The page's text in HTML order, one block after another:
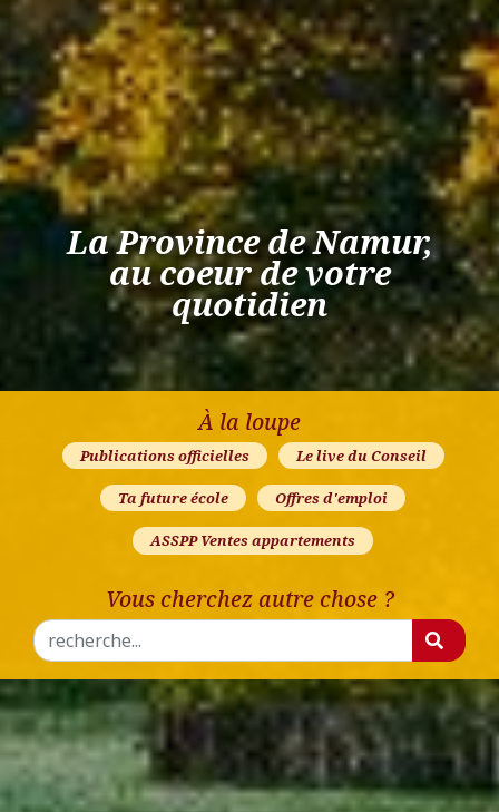
La Province de Namur,
au coeur de votre
quotidien
À la loupe
Publications officielles Le live du Conseil
Ta future école Offres d'emploi
ASSPP Ventes appartements
Vous cherchez autre chose ?
Rechercher